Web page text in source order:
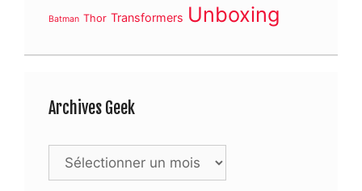
Batman Thor Transformers Unboxing
Archives Geek
Archives
Geek